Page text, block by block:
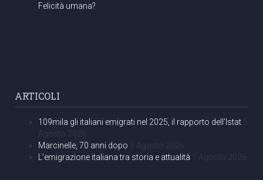
Felicità umana?
ARTICOLI
109mila gli italiani emigrati nel 2025, il rapporto dell’Istat 5
Agosto 2026
Marcinelle, 70 anni dopo 5 Agosto 2026
L’emigrazione italiana tra storia e attualità 1 Agosto 2026